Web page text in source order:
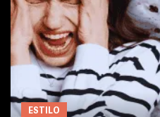
ESTILO